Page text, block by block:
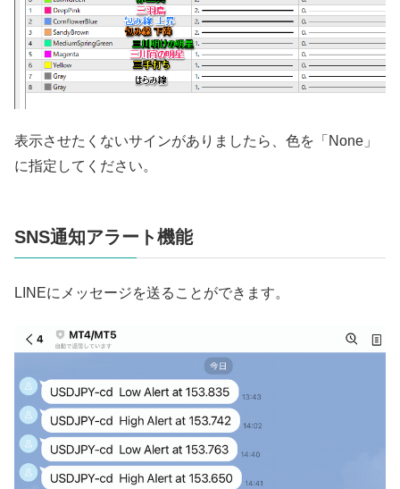
表示させたくないサインがありましたら、色を「None」
に指定してください。
SNS通知アラート機能
LINEにメッセージを送ることができます。